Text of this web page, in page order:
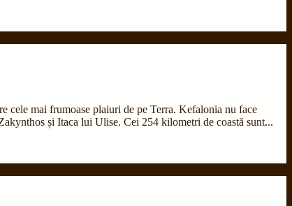
cele mai frumoase plaiuri de pe Terra. Kefalonia nu face
și Itaca lui Ulise. Cei 254 kilometri de coastă sunt...